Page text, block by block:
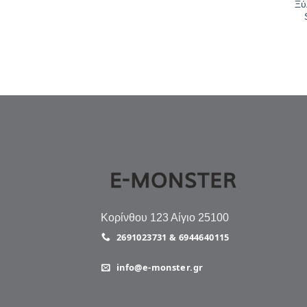
Κορίνθου 123 Αίγιο 25100
2691023731 & 6944640115
info@e-monster.gr